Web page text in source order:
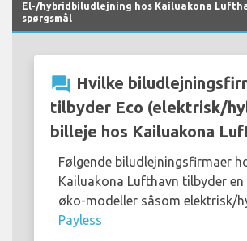
El-/hybridbiludlejning hos Kailuakona
spørgsmål
question_answer Hvilke
tilbyder Eco (elektrisk/
billeje hos Kailuakona
Følgende biludlejningsfirmaer
Kailuakona Lufthavn tilbyder
øko-modeller såsom elektrisk/
Payless